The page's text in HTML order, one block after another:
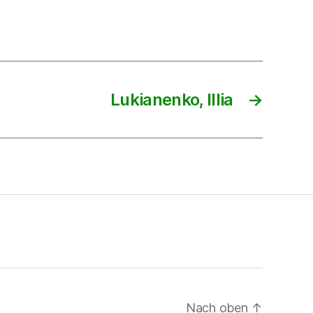
→
Lukianenko, Illia
Nach oben ↑